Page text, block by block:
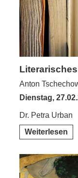
Anton
Dienstag,
Dr. Petra Urban
Weiterlesen